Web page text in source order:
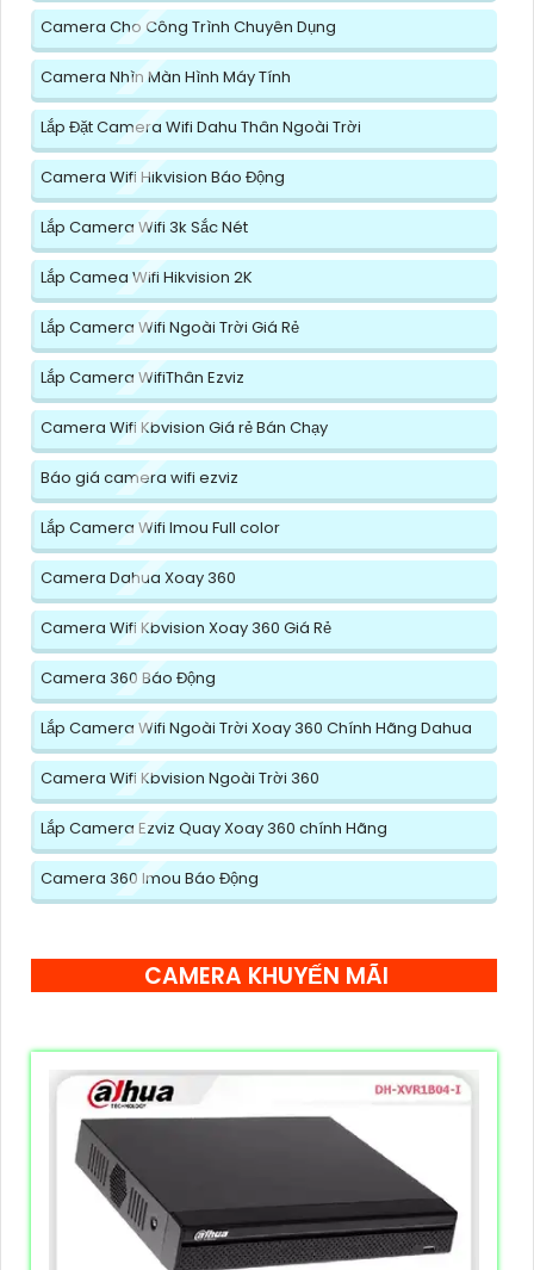
Camera Cho Công Trình Chuyên Dụng
Camera Nhìn Màn Hình Máy Tính
Lắp Đặt Camera Wifi Dahu Thân Ngoài Trời
Camera Wifi Hikvision Báo Động
Lắp Camera Wifi 3k Sắc Nét
Lắp Camea Wifi Hikvision 2K
Lắp Camera Wifi Ngoài Trời Giá Rẻ
Lắp Camera WifiThân Ezviz
Camera Wifi Kbvision Giá rẻ Bán Chạy
Báo giá camera wifi ezviz
Lắp Camera Wifi Imou Full color
Camera Dahua Xoay 360
Camera Wifi Kbvision Xoay 360 Giá Rẻ
Camera 360 Báo Động
Lắp Camera Wifi Ngoài Trời Xoay 360 Chính Hãng Dahua
Camera Wifi Kbvision Ngoài Trời 360
Lắp Camera Ezviz Quay Xoay 360 chính Hãng
Camera 360 Imou Báo Động
CAMERA KHUYẾN MÃI